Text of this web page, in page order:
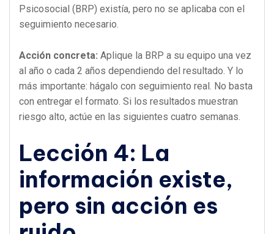
Psicosocial (BRP) existía, pero no se aplicaba con el
seguimiento necesario.
Acción concreta: Aplique la BRP a su equipo una vez
al año o cada 2 años dependiendo del resultado. Y lo
más importante: hágalo con seguimiento real. No basta
con entregar el formato. Si los resultados muestran
riesgo alto, actúe en las siguientes cuatro semanas.
Lección 4: La
información existe,
pero sin acción es